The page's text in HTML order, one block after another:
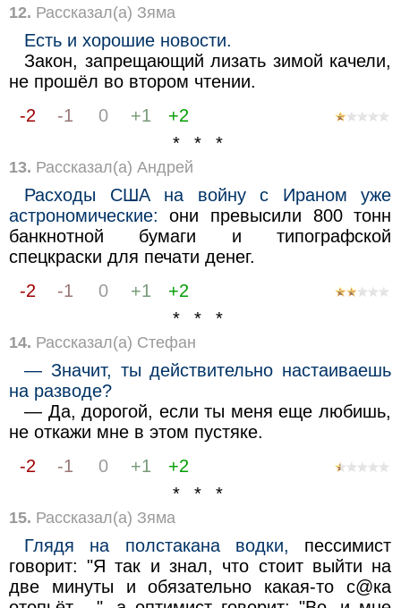
12. Рассказал(а) Зяма
Есть и хорошие новости.
Закон, запрещающий лизать зимой качели,
не прошёл во втором чтении.
-2
-1 0 +1
+2
* * *
13. Рассказал(а) Андрей
Расходы США на войну с Ираном уже
астрономические: они превысили 800 тонн
банкнотной бумаги и типографской
спецкраски для печати денег.
-2
-1 0 +1
+2
* * *
14. Рассказал(а) Стефан
— Значит, ты действительно настаиваешь
на разводе?
— Да, дорогой, если ты меня еще любишь,
не откажи мне в этом пустяке.
-2
-1 0 +1
+2
* * *
15. Рассказал(а) Зяма
Глядя на полстакана водки, пессимист
говорит: "Я так и знал, что стоит выйти на
две минуты и обязательно какая-то с@ка